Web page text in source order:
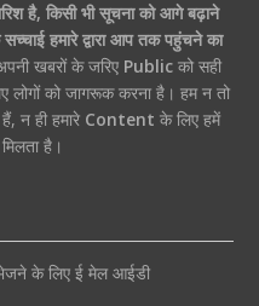
है, किसी भी सूचना को आगे बढ़ाने
हमारे द्वारा आप तक पहुंचने का
खबरों के जरिए Publicको सही
को जागरूक करना है। हम न तो
न ही हमारे Content के लिए हमें
मिलता है।
के लिए ई मेल आईडी